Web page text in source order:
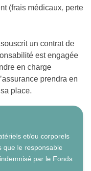
(frais médicaux, perte
un contrat de
est engagée
en charge
prendra en
place.
et/ou corporels
que le responsable
par le Fonds